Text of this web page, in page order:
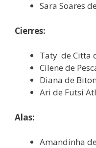
Sara Soares
Cierres:
Taty de Citta
Cilene de
Diana de
Ari de Futsi
Alas:
Amandinha